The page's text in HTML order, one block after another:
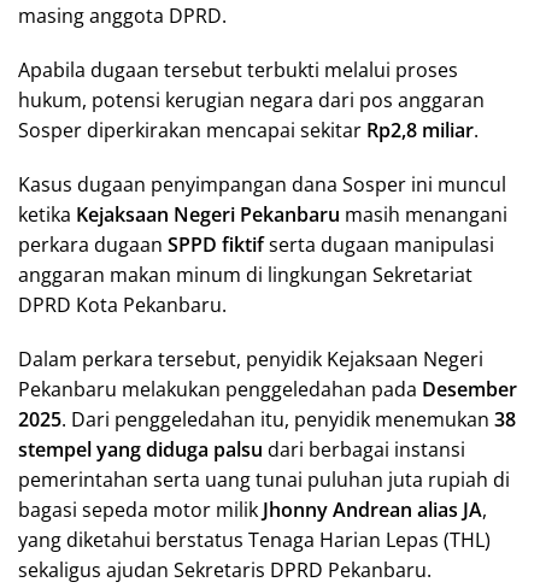
masing anggota DPRD.
Apabila dugaan tersebut terbukti melalui proses
hukum, potensi kerugian negara dari pos anggaran
Sosper diperkirakan mencapai sekitar Rp2,8 miliar.
Kasus dugaan penyimpangan dana Sosper ini muncul
ketika Kejaksaan Negeri Pekanbaru masih menangani
perkara dugaan SPPD fiktifserta dugaan manipulasi
anggaran makan minum di lingkungan Sekretariat
DPRD Kota Pekanbaru.
Dalam perkara tersebut, penyidik Kejaksaan Negeri
Pekanbaru melakukan penggeledahan pada Desember
2025. Dari penggeledahan itu, penyidik menemukan 38
stempel yang diduga palsu dari berbagai instansi
pemerintahan serta uang tunai puluhan juta rupiah di
bagasi sepeda motor milik Jhonny Andrean alias JA,
yang diketahui berstatus Tenaga Harian Lepas (THL)
sekaligus ajudan Sekretaris DPRD Pekanbaru.